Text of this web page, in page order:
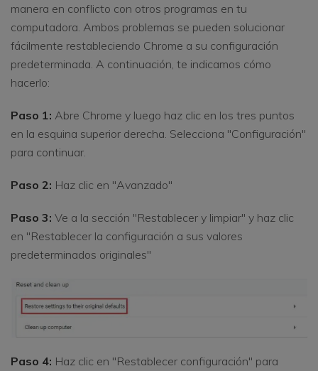
manera en conflicto con otros programas en tu
computadora. Ambos problemas se pueden solucionar
fácilmente restableciendo Chrome a su configuración
predeterminada. A continuación, te indicamos cómo
hacerlo:
Paso 1: Abre Chrome y luego haz clic en los tres puntos
en la esquina superior derecha. Selecciona "Configuración"
para continuar.
Paso 2: Haz clic en "Avanzado"
Paso 3: Ve a la sección "Restablecer y limpiar" y haz clic
en "Restablecer la configuración a sus valores
predeterminados originales"
Paso 4: Haz clic en "Restablecer configuración" para